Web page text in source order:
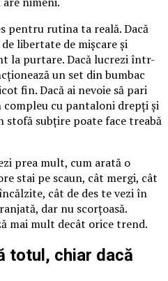
pentru rutina ta reală. Dacă
libertate de mișcare și
la purtare. Dacă lucrezi într-
un set din bumbac
fin. Dacă ai nevoie să pari
cu pantaloni drepți și
stofă subțire poate face treabă
prea mult, cum arată o
stai pe scaun, cât mergi, cât
cât de des te vezi în
dar nu scorțoasă.
mai mult decât orice trend.
totul, chiar dacă